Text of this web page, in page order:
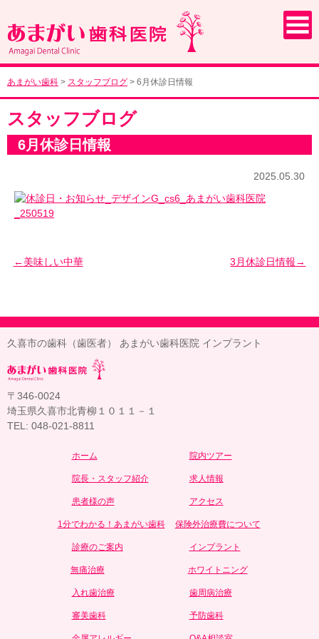
あまがい歯科 > スタッフブログ > 6月休診日情報
スタッフブログ
6月休診日情報
2025.05.30
美味しい中華 3月休診日情報
久喜市の歯科（歯医者） あまがい歯科医院 インプラント
〒346-0024
埼玉県久喜市北青柳１０１１－１
TEL: 048-021-8811
ホーム 院内ツアー
院長・スタッフ紹介 求人情報
患者様の声 アクセス
1分でわかる！あまがい歯科 保険外治療費について
診療のご案内 インプラント
無痛治療 ホワイトニング
入れ歯治療 歯周病治療
審美歯科 予防歯科